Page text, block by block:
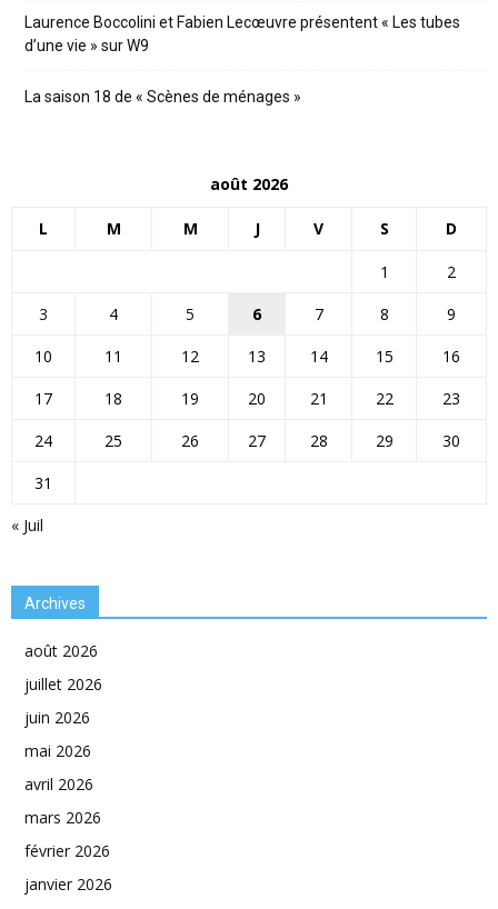
Laurence Boccolini et Fabien Lecœuvre présentent « Les tubes
d’une vie » sur W9
La saison 18 de « Scènes de ménages »
août 2026
L M M J V S D
« Juil
1
2
3
4 5 6 7 8
9
10
11 12 13 14 15
16
17
18 19 20 21 22
23
24
25 26 27 28 29
30
31
Archives
août 2026
juillet 2026
juin 2026
mai 2026
avril 2026
mars 2026
février 2026
janvier 2026